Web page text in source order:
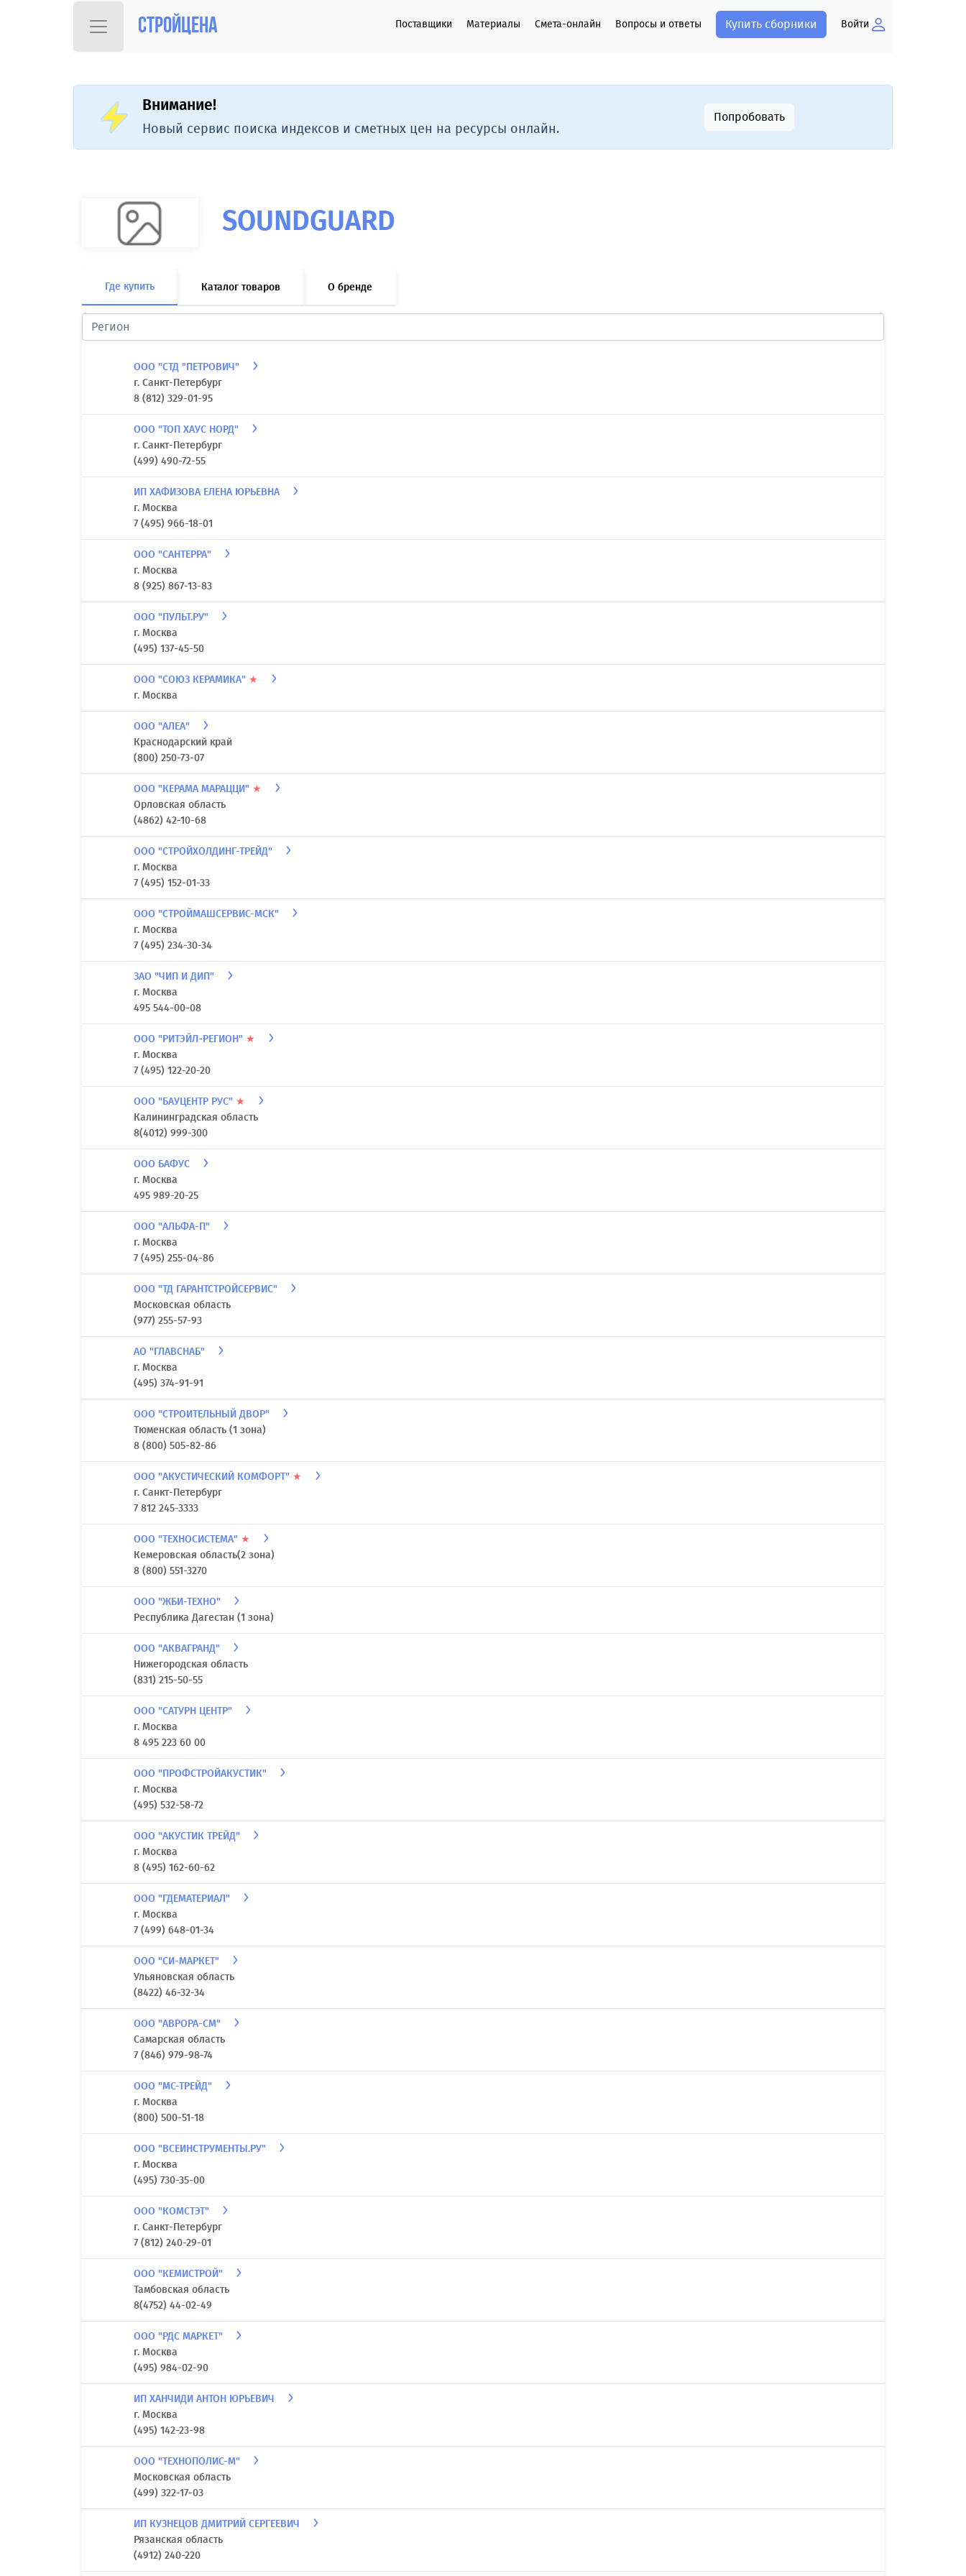
Стройцена Поставщики Материалы Смета-онлайн Вопросы и ответы Купить сборники Войти
Внимание!
Новый сервис поиска индексов и сметных цен на ресурсы онлайн.
Попробовать
SOUNDGUARD
Где купить Каталог товаров О бренде
ООО "СТД "ПЕТРОВИЧ"
г. Санкт-Петербург
8 (812) 329-01-95
ООО "ТОП ХАУС НОРД"
г. Санкт-Петербург
(499) 490-72-55
ИП ХАФИЗОВА ЕЛЕНА ЮРЬЕВНА
г. Москва
7 (495) 966-18-01
ООО "САНТЕРРА"
г. Москва
8 (925) 867-13-83
ООО "ПУЛЬТ.РУ"
г. Москва
(495) 137-45-50
ООО "СОЮЗ КЕРАМИКА" ★
г. Москва
ООО "АЛЕА"
Краснодарский край
(800) 250-73-07
ООО "КЕРАМА МАРАЦЦИ" ★
Орловская область
(4862) 42-10-68
ООО "СТРОЙХОЛДИНГ-ТРЕЙД"
г. Москва
7 (495) 152-01-33
ООО "СТРОЙМАШСЕРВИС-МСК"
г. Москва
7 (495) 234-30-34
ЗАО "ЧИП И ДИП"
г. Москва
495 544-00-08
ООО "РИТЭЙЛ-РЕГИОН" ★
г. Москва
7 (495) 122-20-20
ООО "БАУЦЕНТР РУС" ★
Калининградская область
8(4012) 999-300
ООО БАФУС
г. Москва
495 989-20-25
ООО "АЛЬФА-П"
г. Москва
7 (495) 255-04-86
ООО "ТД ГАРАНТСТРОЙСЕРВИС"
Московская область
(977) 255-57-93
АО "ГЛАВСНАБ"
г. Москва
(495) 374-91-91
ООО "СТРОИТЕЛЬНЫЙ ДВОР"
Тюменская область (1 зона)
8 (800) 505-82-86
ООО "АКУСТИЧЕСКИЙ КОМФОРТ" ★
г. Санкт-Петербург
7 812 245-3333
ООО "ТЕХНОСИСТЕМА" ★
Кемеровская область(2 зона)
8 (800) 551-3270
ООО "ЖБИ-ТЕХНО"
Республика Дагестан (1 зона)
ООО "АКВАГРАНД"
Нижегородская область
(831) 215-50-55
ООО "САТУРН ЦЕНТР"
г. Москва
8 495 223 60 00
ООО "ПРОФСТРОЙАКУСТИК"
г. Москва
(495) 532-58-72
ООО "АКУСТИК ТРЕЙД"
г. Москва
8 (495) 162-60-62
ООО "ГДЕМАТЕРИАЛ"
г. Москва
7 (499) 648-01-34
ООО "СИ-МАРКЕТ"
Ульяновская область
(8422) 46-32-34
ООО "АВРОРА-СМ"
Самарская область
7 (846) 979-98-74
ООО "МС-ТРЕЙД"
г. Москва
(800) 500-51-18
ООО "ВСЕИНСТРУМЕНТЫ.РУ"
г. Москва
(495) 730-35-00
ООО "КОМСТЭТ"
г. Санкт-Петербург
7 (812) 240-29-01
ООО "КЕМИСТРОЙ"
Тамбовская область
8(4752) 44-02-49
ООО "РДС МАРКЕТ"
г. Москва
(495) 984-02-90
ИП ХАНЧИДИ АНТОН ЮРЬЕВИЧ
г. Москва
(495) 142-23-98
ООО "ТЕХНОПОЛИС-М"
Московская область
(499) 322-17-03
ИП КУЗНЕЦОВ ДМИТРИЙ СЕРГЕЕВИЧ
Рязанская область
(4912) 240-220